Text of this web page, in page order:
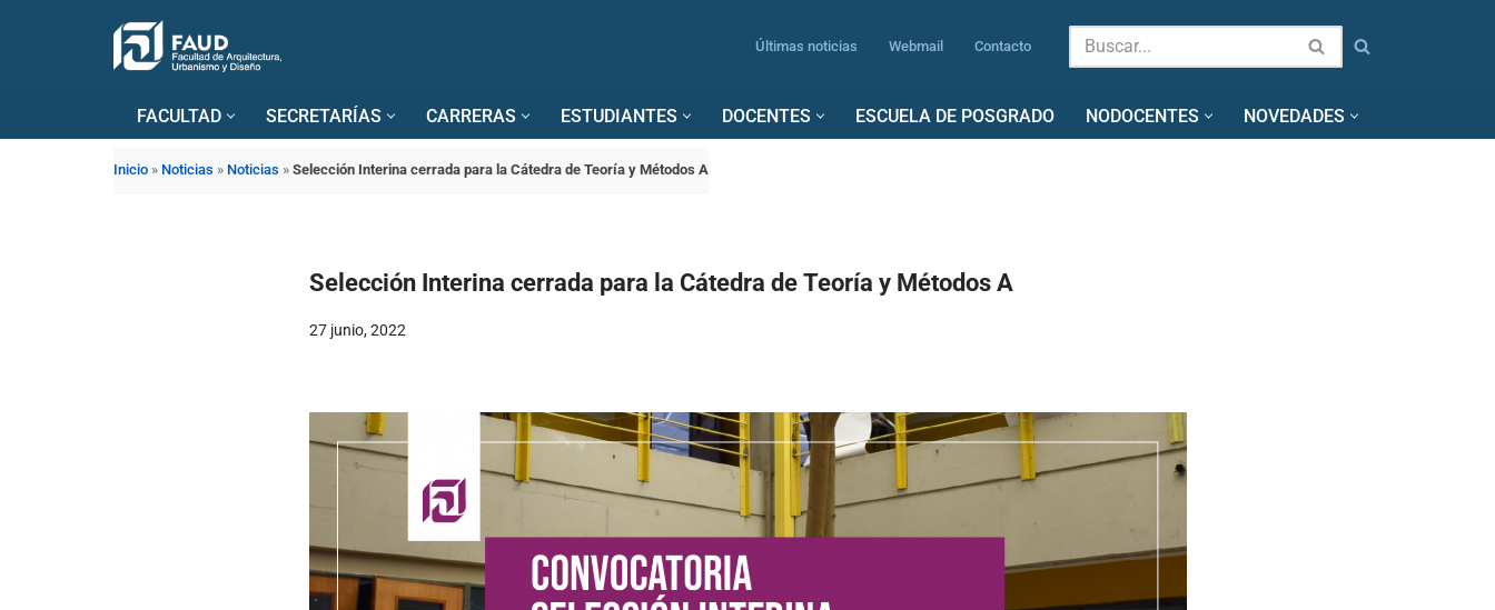
Últimas noticias Webmail Contacto
FACULTAD SECRETARÍAS CARRERAS ESTUDIANTES DOCENTES ESCUELA DE POSGRADO NODOCENTES NOVEDADES
Inicio » Noticias » Noticias » Selección Interina cerrada para la Cátedra de Teoría y Métodos A
Selección Interina cerrada para la Cátedra de Teoría y Métodos A
27 junio, 2022